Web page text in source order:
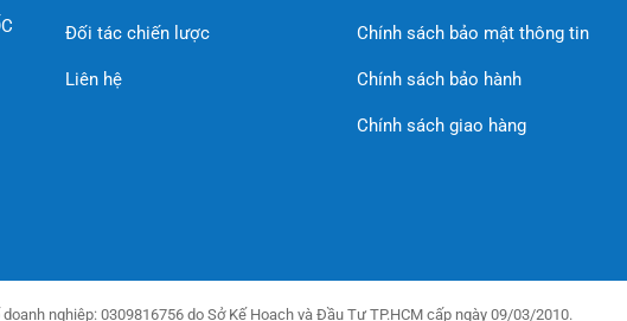
Đối tác chiến lược
Liên hệ
Chính sách bảo mật thông tin
Chính sách bảo hành
Chính sách giao hàng
doanh nghiệp: 0309816756 do Sở Kế Hoạch và Đầu Tư TP.HCM cấp ngày 09/03/2010.